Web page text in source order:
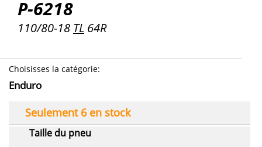
P-6218
110/80-18 TL 64R
Choisisses la catégorie:
Enduro
Taille du pneu
Seulement 6 en stock